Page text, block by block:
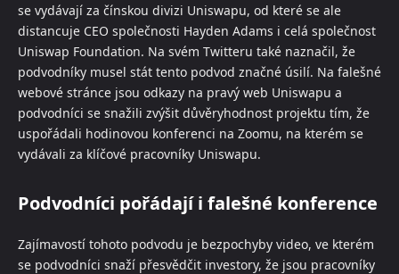
se vydávají za čínskou divizi Uniswapu, od které se ale
distancuje CEO společnosti Hayden Adams i celá společnost
Uniswap Foundation. Na svém Twitteru také naznačil, že
podvodníky musel stát tento podvod značné úsilí. Na falešné
webové stránce jsou odkazy na pravý web Uniswapu a
podvodníci se snažili zvýšit důvěryhodnost projektu tím, že
uspořádali hodinovou konferenci na Zoomu, na kterém se
vydávali za klíčové pracovníky Uniswapu.
Podvodníci pořádají i falešné konference
Zajímavostí tohoto podvodu je bezpochyby video, ve kterém
se podvodníci snaží přesvědčit investory, že jsou pracovníky